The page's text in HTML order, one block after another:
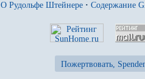
О Рудольфе Штейнере · Содержание
Пожертвовать,